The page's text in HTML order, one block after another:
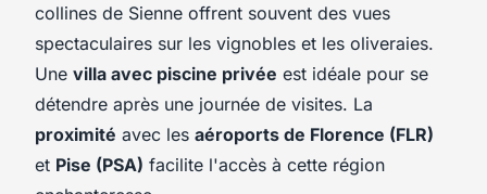
collines de Sienne offrent souvent des vues
spectaculaires sur les vignobles et les oliveraies.
Une villa avec piscine privée est idéale pour se
détendre après une journée de visites. La
proximité avec les aéroports de Florence (FLR)
et Pise (PSA) facilite l'accès à cette région